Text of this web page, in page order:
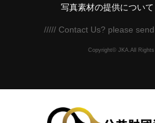
写真素材の提供について
///// Contact Us? please
Copyright© JKA.All Rights